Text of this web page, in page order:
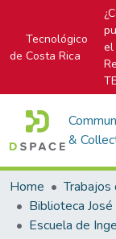
Tecnológico
de Costa Rica
el
&
Home
Trabajos